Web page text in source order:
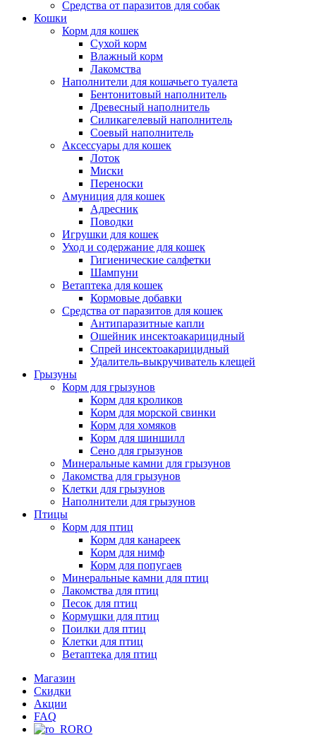
Средства от паразитов для собак
Кошки
Корм для кошек
Сухой корм
Влажный корм
Лакомства
Наполнители для кошачьего туалета
Бентонитовый наполнитель
Древесный наполнитель
Силикагелевый наполнитель
Соевый наполнитель
Аксессуары для кошек
Лоток
Миски
Переноски
Амуниция для кошек
Адресник
Поводки
Игрушки для кошек
Уход и содержание для кошек
Гигиенические салфетки
Шампуни
Ветаптека для кошек
Кормовые добавки
Средства от паразитов для кошек
Антипаразитные капли
Ошейник инсектоакарицидный
Спрей инсектоакарицидный
Удалитель-выкручиватель клещей
Грызуны
Корм для грызунов
Корм для кроликов
Корм для морской свинки
Корм для хомяков
Корм для шиншилл
Сено для грызунов
Минеральные камни для грызунов
Лакомства для грызунов
Клетки для грызунов
Наполнители для грызунов
Птицы
Корм для птиц
Корм для канареек
Корм для нимф
Корм для попугаев
Минеральные камни для птиц
Лакомства для птиц
Песок для птиц
Кормушки для птиц
Поилки для птиц
Клетки для птиц
Ветаптека для птиц
Магазин
Скидки
Акции
FAQ
RO